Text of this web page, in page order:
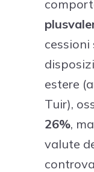
estere
Tuir),
26%,
valute